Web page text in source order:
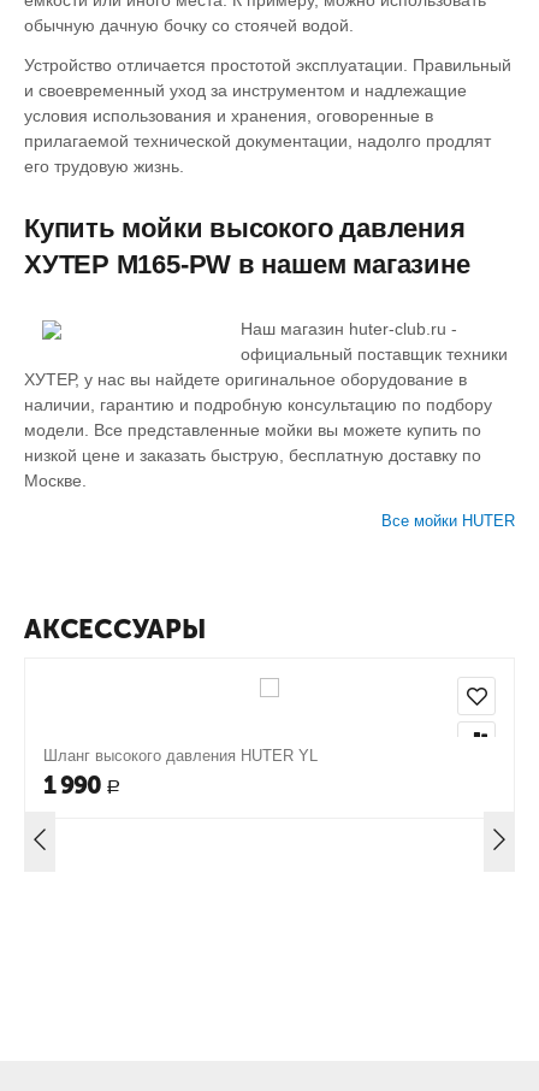
обычную дачную бочку со стоячей водой.
Устройство отличается простотой эксплуатации. Правильный
и своевременный уход за инструментом и надлежащие
условия использования и хранения, оговоренные в
прилагаемой технической документации, надолго продлят
его трудовую жизнь.
Купить мойки высокого давления
ХУТЕР M165-PW в нашем магазине
Наш магазин huter-club.ru -
официальный поставщик техники
ХУТЕР, у нас вы найдете оригинальное оборудование в
наличии, гарантию и подробную консультацию по подбору
модели. Все представленные мойки вы можете купить по
низкой цене и заказать быструю, бесплатную доставку по
Москве.
Все мойки HUTER
АКСЕССУАРЫ
Шланг высокого давления HUTER YL
1 990 Р